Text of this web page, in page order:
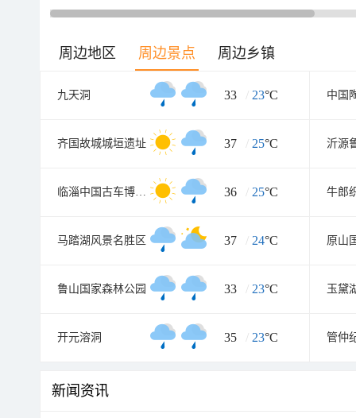
周边地区 周边景点 周边乡镇
九天洞 33 / 23°C 中国
齐国故城城垣遗址 37 / 25°C
临淄中国古车博物馆 36 / 25°C 牛郎
马踏湖风景名胜区 37 / 24°C 原山
鲁山国家森林公园 33 / 23°C
开元溶洞 35 / 23°C 管仲
新闻资讯